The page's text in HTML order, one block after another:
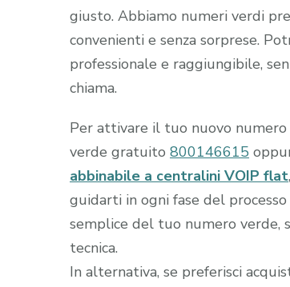
giusto. Abbiamo numeri verdi
convenienti e senza sorprese.
professionale e raggiungibile,
chiama.
Per attivare il tuo nuovo
verde gratuito 800146615
abbinabile a centralini VOIP flat
guidarti in ogni fase del
semplice del tuo numero verde,
tecnica.
In alternativa, se preferisci